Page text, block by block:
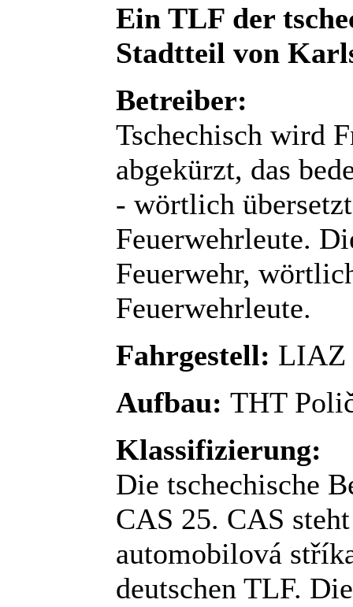
Ein TLF der
Stadtteil von
Betreiber:
Tschechisch wird
abgekürzt, das
- wörtlich
Feuerwehrleute.
Feuerwehr,
Feuerwehrleute.
Fahrgestell: LIAZ
Aufbau: THT
Klassifizierung:
Die tschechische
CAS 25. CAS
automobilová
deutschen TLF.